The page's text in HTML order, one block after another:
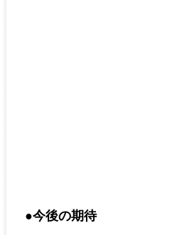
●今後の期待